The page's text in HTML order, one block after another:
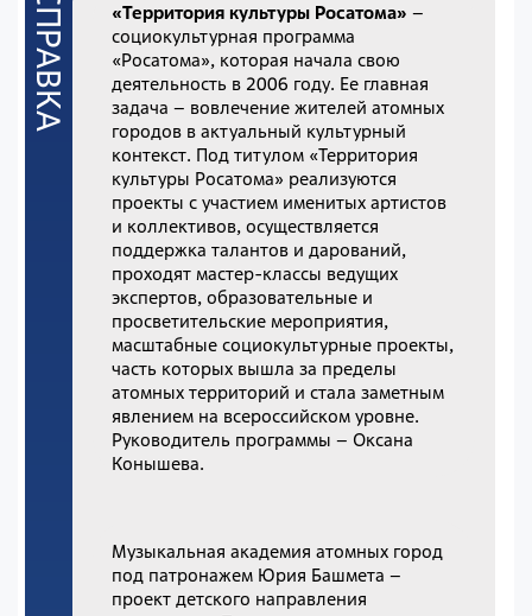
«Территория культуры Росатома» –
социокультурная программа
«Росатома», которая начала свою
деятельность в 2006 году. Ее главная
задача – вовлечение жителей атомных
городов в актуальный культурный
контекст. Под титулом «Территория
культуры Росатома» реализуются
проекты с участием именитых артистов
и коллективов, осуществляется
поддержка талантов и дарований,
проходят мастер-классы ведущих
экспертов, образовательные и
просветительские мероприятия,
масштабные социокультурные проекты,
часть которых вышла за пределы
атомных территорий и стала заметным
явлением на всероссийском уровне.
Руководитель программы – Оксана
Конышева.
Музыкальная академия атомных город
под патронажем Юрия Башмета –
проект детского направления